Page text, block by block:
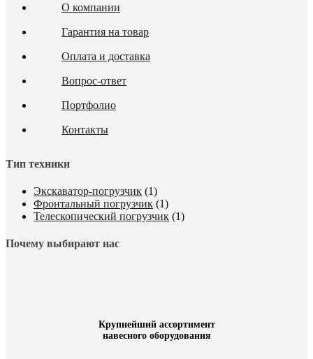
О компании
Гарантия на товар
Оплата и доставка
Вопрос-ответ
Портфолио
Контакты
Тип техники
Экскаватор-погрузчик (1)
Фронтальный погрузчик (1)
Телескопический погрузчик (1)
Почему выбирают нас
Крупнейший ассортимент
навесного оборудования